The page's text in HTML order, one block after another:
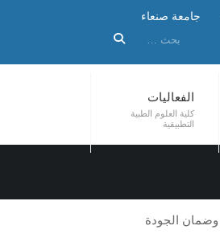
جامعة صنعاء
الفعاليات
كلية العلوم الطبية
التطبيقية
وضمان الجودة